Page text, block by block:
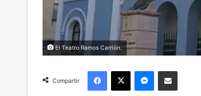
El Teatro Ramos Carrión.
Compartir
Facebook
X Messenger
Compartir via Email